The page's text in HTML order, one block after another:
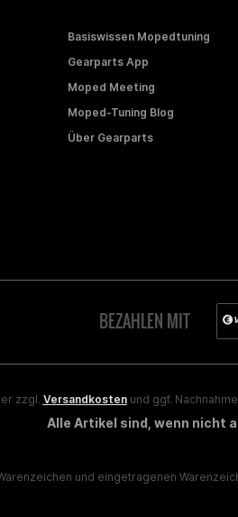
Basiswissen Mopedtuning
Gearparts App
Moped Meeting
Moped-Tuning Blog
Über Gearparts
BEZAHLEN MIT
zzgl. Versandkostenund ggf.
Alle Artikel sind, wenn nicht
und eingetragenen